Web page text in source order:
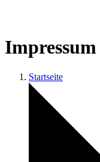
Impressum
Startseite